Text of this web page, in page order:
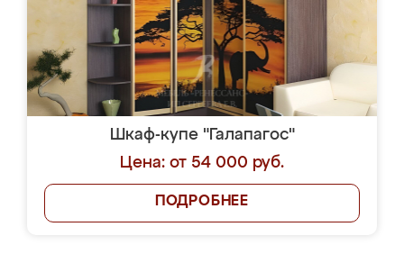
Шкаф-купе "Галапагос"
Цена: от 54 000 руб.
ПОДРОБНЕЕ